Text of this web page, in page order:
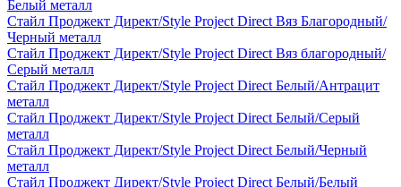
Белый металл
Стайл Проджект Директ/Style Project Direct Вяз Благородный/
Черный металл
Стайл Проджект Директ/Style Project Direct Вяз благородный/
Серый металл
Стайл Проджект Директ/Style Project Direct Белый/Антрацит
металл
Стайл Проджект Директ/Style Project Direct Белый/Серый
металл
Стайл Проджект Директ/Style Project Direct Белый/Черный
металл
Стайл Проджект Директ/Style Project Direct Белый/Белый